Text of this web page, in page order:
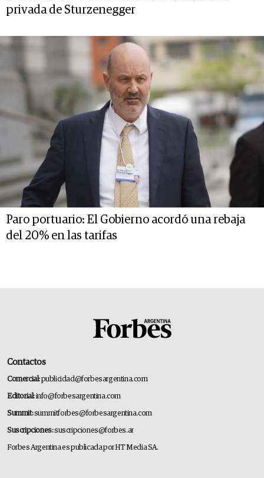
privada de Sturzenegger
Paro portuario: El Gobierno acordó una rebaja
del 20% en las tarifas
Contactos
Comercial:publicidad@forbesargentina.com
Editorial:info@forbesargentina.com
Summit:summitforbes@forbesargentina.com
Suscripciones:suscripciones@forbes.ar
Forbes Argentina es publicada por HT Media SA.